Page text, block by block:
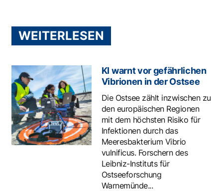
WEITERLESEN
KI warnt vor gefährlichen
Vibrionen in der Ostsee
Die Ostsee zählt inzwischen zu
den europäischen Regionen
mit dem höchsten Risiko für
Infektionen durch das
Meeresbakterium Vibrio
vulnificus. Forschern des
Leibniz-Instituts für
Ostseeforschung
Warnemünde...